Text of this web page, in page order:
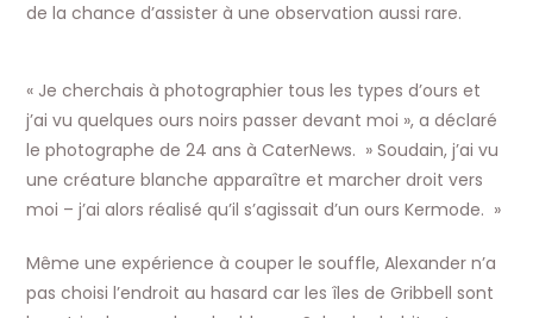
de la chance d’assister à une observation aussi rare.
« Je cherchais à photographier tous les types d’ours et
j’ai vu quelques ours noirs passer devant moi », a déclaré
le photographe de 24 ans à CaterNews. » Soudain, j’ai vu
une créature blanche apparaître et marcher droit vers
moi – j’ai alors réalisé qu’il s’agissait d’un ours Kermode. »
Même une expérience à couper le souffle, Alexander n’a
pas choisi l’endroit au hasard car les îles de Gribbell sont